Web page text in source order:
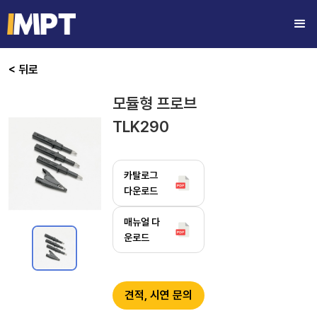
< 뒤로
모듈형 프로브
TLK290
카탈로그
다운로드
매뉴얼 다
운로드
견적, 시연 문의